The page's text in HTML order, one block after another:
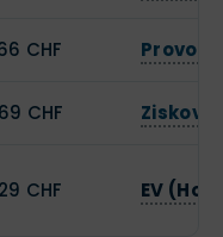
CHF
CHF Zisková
CHF EV